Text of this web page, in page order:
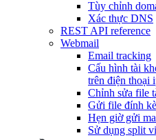
Tùy chỉnh
Xác thực DNS
REST API reference
Webmail
Email tracking
Cấu hình tài
trên điện thoại
Chỉnh sửa file
Gửi file đính
Hẹn giờ gửi
Sử dụng split